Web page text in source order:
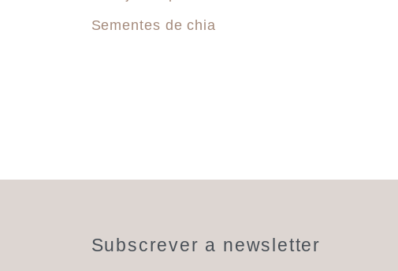
Sementes de chia
Subscrever a newsletter